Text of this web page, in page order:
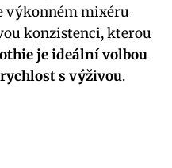
výkonném mixéru
konzistenci, kterou
je ideální volbou
s výživou.